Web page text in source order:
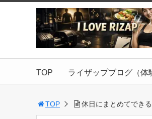
TOP ライザップブログ（体
TOP 休日にまとめてでき